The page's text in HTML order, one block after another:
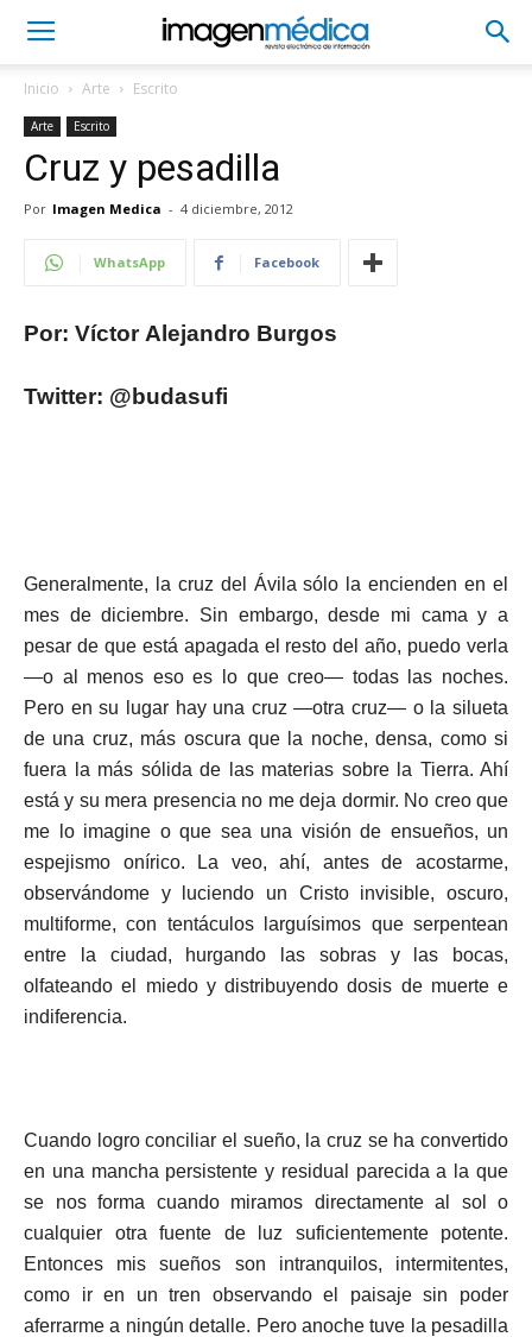
Inicio Arte Escrito
Arte Escrito
Cruz y pesadilla
Por Imagen Medica - 4 diciembre, 2012
WhatsApp Facebook
Por: Víctor Alejandro Burgos
Twitter: @budasufi
Generalmente, la cruz del Ávila sólo la encienden en el
mes de diciembre. Sin embargo, desde mi cama y a
pesar de que está apagada el resto del año, puedo verla
—o al menos eso es lo que creo— todas las noches.
Pero en su lugar hay una cruz —otra cruz— o la silueta
de una cruz, más oscura que la noche, densa, como si
fuera la más sólida de las materias sobre la Tierra. Ahí
está y su mera presencia no me deja dormir. No creo que
me lo imagine o que sea una visión de ensueños, un
espejismo onírico. La veo, ahí, antes de acostarme,
observándome y luciendo un Cristo invisible, oscuro,
multiforme, con tentáculos larguísimos que serpentean
entre la ciudad, hurgando las sobras y las bocas,
olfateando el miedo y distribuyendo dosis de muerte e
indiferencia.
Cuando logro conciliar el sueño, la cruz se ha convertido
en una mancha persistente y residual parecida a la que
se nos forma cuando miramos directamente al sol o
cualquier otra fuente de luz suficientemente potente.
Entonces mis sueños son intranquilos, intermitentes,
como ir en un tren observando el paisaje sin poder
aferrarme a ningún detalle. Pero anoche tuve la pesadilla